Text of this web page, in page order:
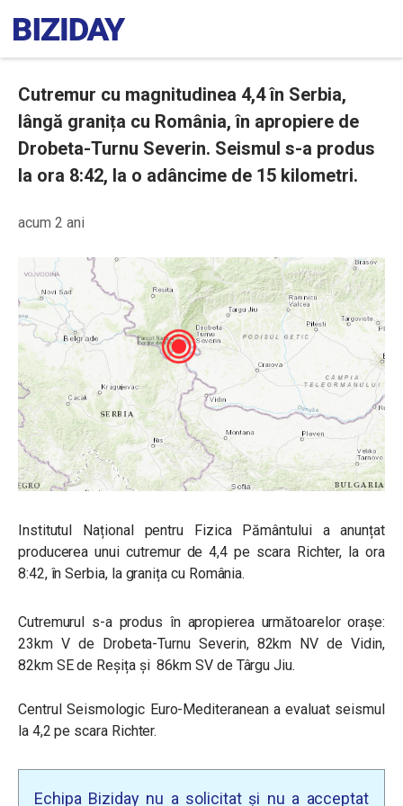
Cutremur cu magnitudinea 4,4 în Serbia,
lângă granița cu România, în apropiere de
Drobeta-Turnu Severin. Seismul s-a produs
la ora 8:42, la o adâncime de 15 kilometri.
acum 2 ani
Institutul Național pentru Fizica Pământului a anunțat
producerea unui cutremur de 4,4 pe scara Richter, la ora
8:42, în Serbia, la granița cu România.
Cutremurul s-a produs în apropierea următoarelor oraşe:
23km V de Drobeta-Turnu Severin, 82km NV de Vidin,
82km SE de Reșița și 86km SV de Târgu Jiu.
Centrul Seismologic Euro-Mediteranean a evaluat seismul
la 4,2 pe scara Richter.
Echipa Biziday nu a solicitat și nu a acceptat